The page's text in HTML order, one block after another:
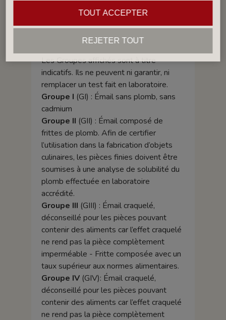
lancer une production.
Les Groupes
Les Groupes affichés sont à titre
indicatifs. Ils ne peuvent ni garantir, ni
remplacer un test fait en laboratoire.
Groupe I (GI) : Émail sans plomb, sans
cadmium
Groupe II (GII) : Émail composé de
frittes de plomb. Afin de certifier
l’utilisation dans la fabrication d’objets
culinaires, les pièces finies doivent être
soumises à une analyse de solubilité du
plomb effectuée en laboratoire
accrédité.
Groupe III (GIII) : Émail craquelé,
déconseillé pour les pièces pouvant
contenir des aliments car l’effet craquelé
ne rend pas la pièce complètement
imperméable - Fritte composée avec un
taux supérieur aux normes alimentaires.
Groupe IV(GIV): Émail craquelé,
déconseillé pour les pièces pouvant
contenir des aliments car l’effet craquelé
ne rend pas la pièce complètement
REJETER TOUT
TOUT ACCEPTER